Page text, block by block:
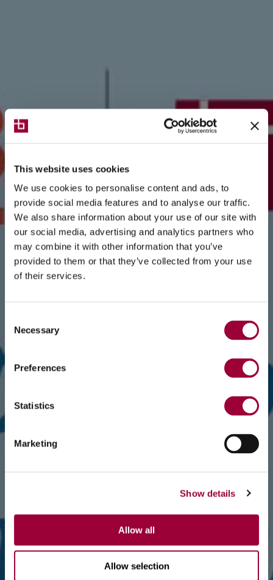
This website uses cookies
We use cookies to personalise content and ads, to
provide social media features and to analyse our traffic.
We also share information about your use of our site with
our social media, advertising and analytics partners who
may combine it with other information that you’ve
provided to them or that they’ve collected from your use
of their services.
Selection
Necessary
Preferences
Statistics
Marketing
Show details
Allow all
Allow selection